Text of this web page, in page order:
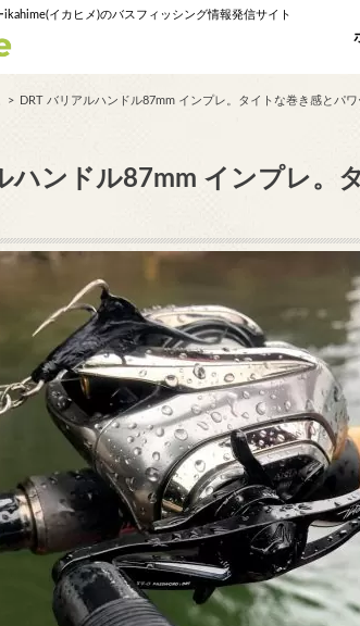
イカヒメ)のバスフィッシング情報発信サイト
DRT バリアルハンドル87mm インプレ。タイトな巻き感とパワ
ハンドル87mm インプレ。